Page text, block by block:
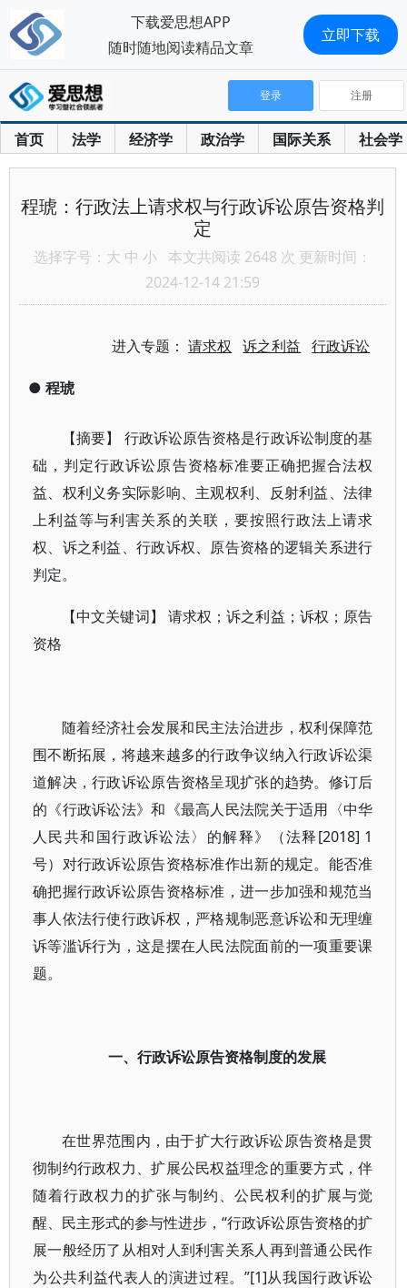
首页 法学 经济学 政治学 国际关系 社会学
登录 注册
程琥：行政法上请求权与行政诉讼原告资格判
定
选择字号： 大 中 小 本文共阅读 2648 次 更新时间：
2024-12-14 21:59
进入专题：请求权 诉之利益 行政诉讼
● 程琥
【摘要】 行政诉讼原告资格是行政诉讼制度的基
础，判定行政诉讼原告资格标准要正确把握合法权
益、权利义务实际影响、主观权利、反射利益、法律
上利益等与利害关系的关联，要按照行政法上请求
权、诉之利益、行政诉权、原告资格的逻辑关系进行
判定。
【中文关键词】 请求权；诉之利益；诉权；原告
资格
随着经济社会发展和民主法治进步，权利保障范
围不断拓展，将越来越多的行政争议纳入行政诉讼渠
道解决，行政诉讼原告资格呈现扩张的趋势。修订后
的《行政诉讼法》和《最高人民法院关于适用〈中华
人民共和国行政诉讼法〉的解释》（法释[2018] 1
号）对行政诉讼原告资格标准作出新的规定。能否准
确把握行政诉讼原告资格标准，进一步加强和规范当
事人依法行使行政诉权，严格规制恶意诉讼和无理缠
诉等滥诉行为，这是摆在人民法院面前的一项重要课
题。
一、行政诉讼原告资格制度的发展
在世界范围内，由于扩大行政诉讼原告资格是贯
彻制约行政权力、扩展公民权益理念的重要方式，伴
随着行政权力的扩张与制约、公民权利的扩展与觉
醒、民主形式的参与性进步，“行政诉讼原告资格的扩
展一般经历了从相对人到利害关系人再到普通公民作
为公共利益代表人的演进过程。”[1]从我国行政诉讼
下载爱思想APP
随时随地阅读精品文章
立即下载